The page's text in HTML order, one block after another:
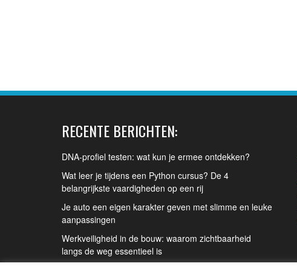
RECENTE BERICHTEN:
DNA-profiel testen: wat kun je ermee ontdekken?
Wat leer je tijdens een Python cursus? De 4
belangrijkste vaardigheden op een rij
Je auto een eigen karakter geven met slimme en leuke
aanpassingen
Werkveiligheid in de bouw: waarom zichtbaarheid
langs de weg essentieel is